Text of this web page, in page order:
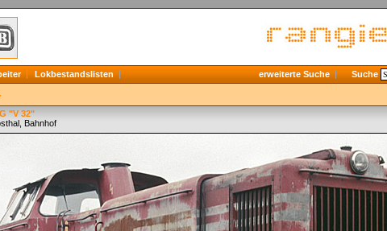
Lokbestandslisten erweiterte Suche Suche
"V 32"
Bahnhof